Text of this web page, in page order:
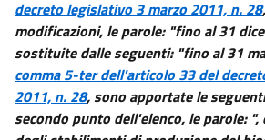
decreto legislativo 3 marzo 2011, n. 28
modificazioni, le parole: "fino al 31
sostituite dalle seguenti: "fino al 31
comma 5-ter dell'articolo 33 del
2011, n. 28, sono apportate le
secondo punto dell'elenco, le parole: